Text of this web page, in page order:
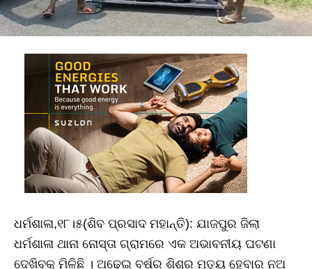
ଧର୍ମଶାଳା,୧୮।୫(ଶିବ ପ୍ରସାଦ ମହାନ୍ତି): ଯାଜପୁର ଜିଲା
ଧର୍ମଶାଳା ଥାନା ନୋସ୍ତା ଗ୍ରାମରେ ଏକ ଅଭାବନୀୟ ଘଟଣା
ଦେଖିବକୁ ମିଳିଛି । ଅଢ଼େଇ ବର୍ଷର ଶିଶୁର ମୃତ୍ୟୁ ହେବାର ନଅ